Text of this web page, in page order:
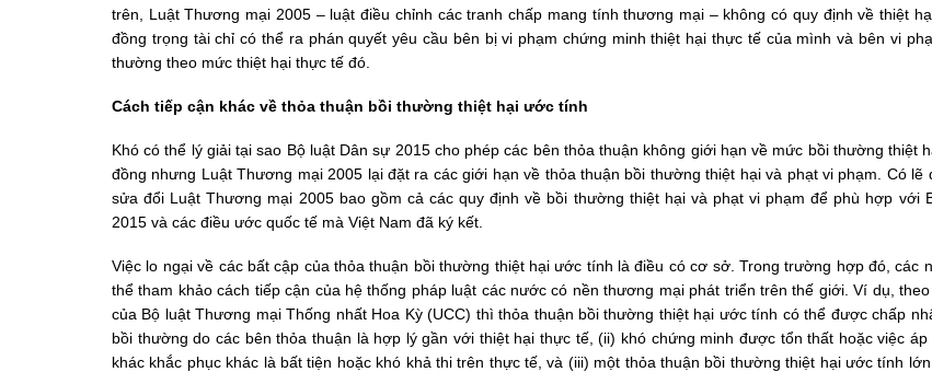
trên, Luật Thương mại 2005 – luật điều chỉnh các tranh chấp mang tính thương mại – không có quy định về thiệt
đồng trọng tài chỉ có thể ra phán quyết yêu cầu bên bị vi phạm chứng minh thiệt hại thực tế của mình và bên vi
thường theo mức thiệt hại thực tế đó.
Cách tiếp cận khác về thỏa thuận bồi thường thiệt hại ước tính
Khó có thể lý giải tại sao Bộ luật Dân sự 2015 cho phép các bên thỏa thuận không giới hạn về mức bồi thường thiệt
đồng nhưng Luật Thương mại 2005 lại đặt ra các giới hạn về thỏa thuận bồi thường thiệt hại và phạt vi phạm. Có lẽ
sửa đổi Luật Thương mại 2005 bao gồm cả các quy định về bồi thường thiệt hại và phạt vi phạm để phù hợp với
2015 và các điều ước quốc tế mà Việt Nam đã ký kết.
Việc lo ngại về các bất cập của thỏa thuận bồi thường thiệt hại ước tính là điều có cơ sở. Trong trường hợp đó, các
thể tham khảo cách tiếp cận của hệ thống pháp luật các nước có nền thương mại phát triển trên thế giới. Ví dụ,
của Bộ luật Thương mại Thống nhất Hoa Kỳ (UCC) thì thỏa thuận bồi thường thiệt hại ước tính có thể được chấp
bồi thường do các bên thỏa thuận là hợp lý gần với thiệt hại thực tế, (ii) khó chứng minh được tổn thất hoặc việc áp
khác khắc phục khác là bất tiện hoặc khó khả thi trên thực tế, và (iii) một thỏa thuận bồi thường thiệt hại ước tính